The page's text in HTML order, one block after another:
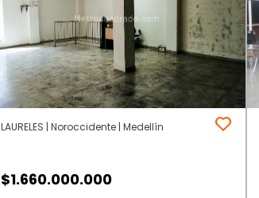
LAURELES | Noroccidente | Medellín
$1.660.000.000